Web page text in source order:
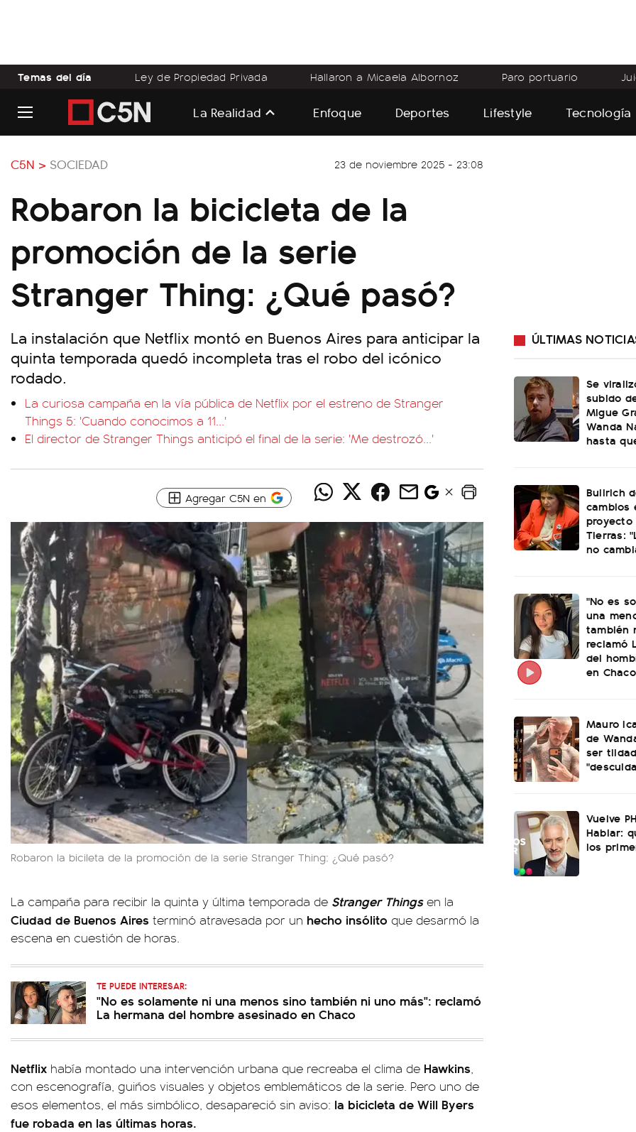
Temas del día Ley de Propiedad Privada Hallaron a Micaela Albornoz Paro portuario
La Realidad Enfoque Deportes Lifestyle Tecnología
C5N > SOCIEDAD 23 de noviembre 2025 - 23:08
Robaron la bicicleta de la
promoción de la serie
Stranger Thing: ¿Qué pasó?
La instalación que Netflix montó en Buenos Aires para anticipar la
quinta temporada quedó incompleta tras el robo del icónico
rodado.
La curiosa campaña en la vía pública de Netflix por el estreno de Stranger
Things 5: 'Cuando conocimos a 11...'
El director de Stranger Things anticipó el final de la serie: 'Me destrozó...'
Agregar C5N en
Robaron la bicileta de la promoción de la serie Stranger Thing: ¿Qué pasó?
La campaña para recibir la quinta y última temporada de Stranger Thingsen la
Ciudad de Buenos Aires terminó atravesada por un hecho insólito que desarmó la
escena en cuestión de horas.
TE PUEDE INTERESAR:
"No es solamente ni una menos sino también ni uno más": reclamó
La hermana del hombre asesinado en Chaco
Netflix había montado una intervención urbana que recreaba el clima de Hawkins
con escenografía, guiños visuales y objetos emblemáticos de la serie. Pero uno de
esos elementos, el más simbólico, desapareció sin aviso: la bicicleta de Will Byers
fue robada en las últimas horas.
ÚLTIMAS
Se
subido
Migue
Wanda
hasta
Bullrich
cambios
proyecto
Tierras:
no
"No es
una
también
reclamó
del
en Chaco
Mauro
de
ser
Vuelve
Hablar:
los